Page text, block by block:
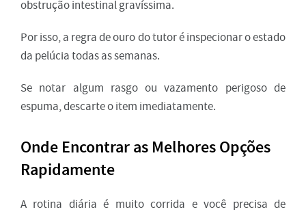
obstrução intestinal gravíssima.
Por isso, a regra de ouro do tutor é inspecionar o estado
da pelúcia todas as semanas.
Se notar algum rasgo ou vazamento perigoso de
espuma, descarte o item imediatamente.
Onde Encontrar as Melhores Opções
Rapidamente
A rotina diária é muito corrida e você precisa de